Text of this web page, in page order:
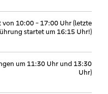
10:00 - 17:00 Uhr (letzte
startet um 16:15 Uhr!)
um 11:30 Uhr und 13:30
Uhr)